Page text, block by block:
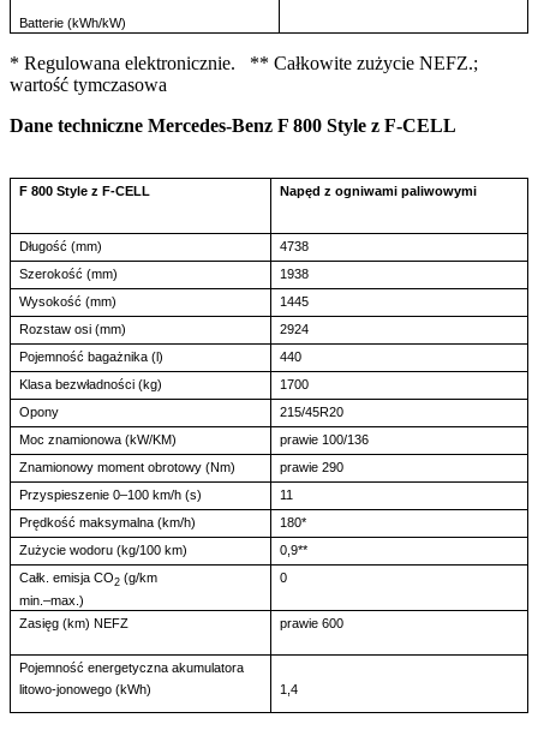
Batterie (kWh/kW)
* Regulowana elektronicznie. ** Całkowite zużycie NEFZ.;
wartość tymczasowa
Dane techniczne Mercedes-Benz F 800 Style z F-CELL
F 800 Style z F-CELL Napęd z ogniwami paliwowymi
Długość (mm)
4738
Szerokość (mm)
1938
Wysokość (mm)
1445
Rozstaw osi (mm)
2924
Pojemność bagażnika (l)
440
Klasa bezwładności (kg)
1700
Opony
215/45R20
Moc znamionowa (kW/KM)
prawie 100/136
Znamionowy moment obrotowy (Nm)
prawie 290
Przyspieszenie 0–100 km/h (s)
11
Prędkość maksymalna (km/h)
180*
Zużycie wodoru (kg/100 km)
0,9**
Całk. emisja CO2 (g/km
min.–max.)
0
Zasięg (km) NEFZ prawie 600
Pojemność energetyczna akumulatora
litowo-jonowego (kWh)
1,4